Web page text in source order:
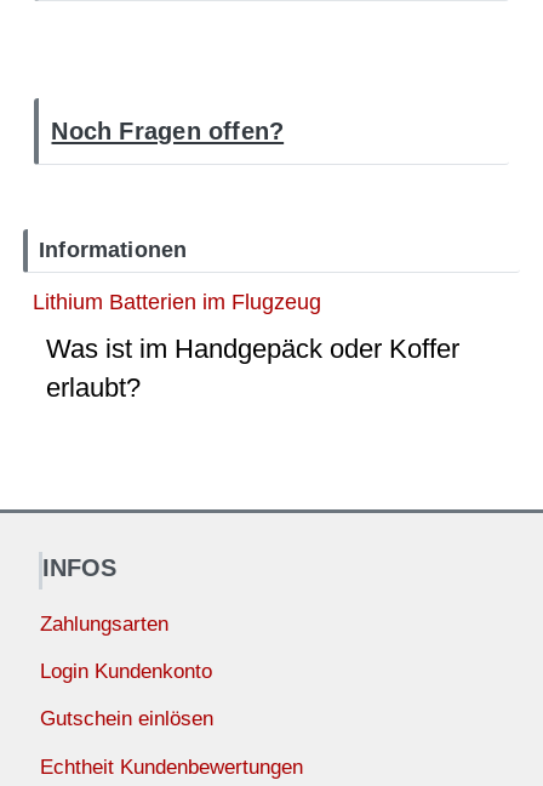
Noch Fragen offen?
Informationen
Lithium Batterien im Flugzeug
Was ist im Handgepäck oder Koffer
erlaubt?
INFOS
Zahlungsarten
Login Kundenkonto
Gutschein einlösen
Echtheit Kundenbewertungen